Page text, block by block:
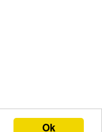
Ok